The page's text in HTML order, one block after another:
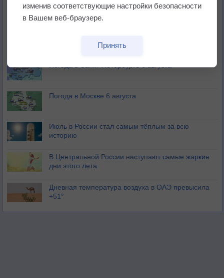
Погода в Екатеринбурге 6 августа
Погода в Санкт-Петербурге 6 августа
Погода в Москве 6 августа
Июль в России стал самым тёплым за всю
историю
В Центральной России наступают самые жаркие
дни этого лета
Дневная температура воздуха в ОАЭ превысила
+51°
изменив соответствующие настройки безопасности
в Вашем веб-браузере.
Принять